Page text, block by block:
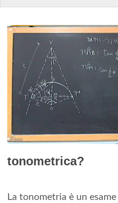
tonometrica?
La tonometria è un esame